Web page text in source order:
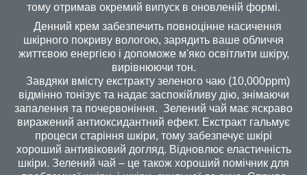
тому отримав окремий випуск в оновленій формі.
Денний крем забезпечить повноцінне насичення
шкірного покриву вологою, зарядить ваше обличчя
життєвою енергією і допоможе м'яко освітлити шкіру,
вирівнюючи тон.
Завдяки вмісту екстракту зеленого чаю (10,000ppm)
відмінно тонізує та надає заспокійливу дію, знімаючи
запалення та почервоніння. Зелений чай має яскраво
виражений антиоксидантний ефект. Екстракт гальмує
процеси старіння шкіри, тому забезпечує шкірі
хороший антивіковий догляд. Відновлює еластичність
шкіри. Зелений чай – це також хороший помічник для